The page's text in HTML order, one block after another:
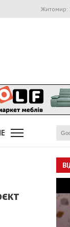
Житомир: